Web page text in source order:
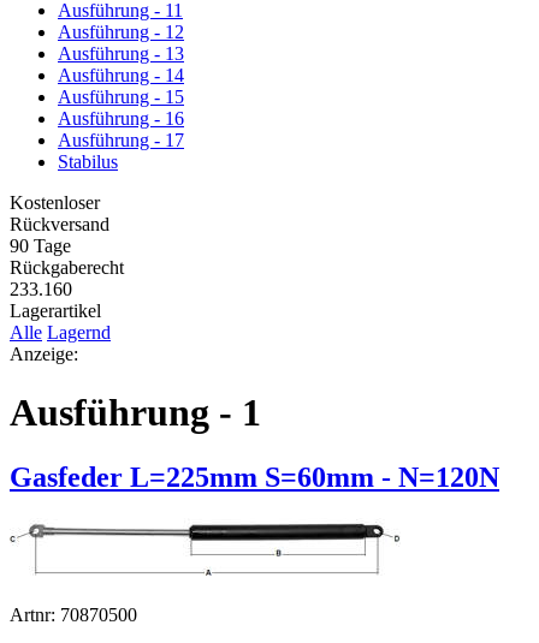
Ausführung - 11
Ausführung - 12
Ausführung - 13
Ausführung - 14
Ausführung - 15
Ausführung - 16
Ausführung - 17
Stabilus
Kostenloser
Rückversand
90 Tage
Rückgaberecht
233.160
Lagerartikel
Alle Lagernd
Anzeige:
Ausführung - 1
Gasfeder L=225mm S=60mm - N=120N
Artnr: 70870500